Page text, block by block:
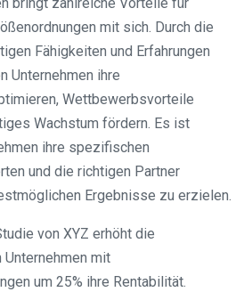
mit sich. Durch die
Fähigkeiten und Erfahrungen
Unternehmen ihre
Wettbewerbsvorteile
Wachstum fördern. Es ist
ihre spezifischen
und die richtigen Partner
Ergebnisse zu erzielen.
von XYZ erhöht die
mit
um 25% ihre Rentabilität.